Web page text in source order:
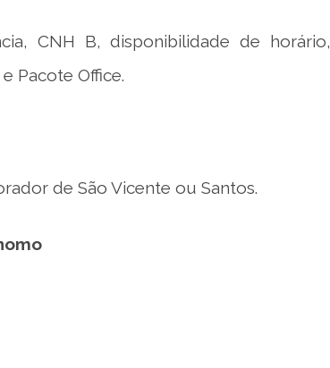
CNH B, disponibilidade de horário,
Pacote Office.
de São Vicente ou Santos.